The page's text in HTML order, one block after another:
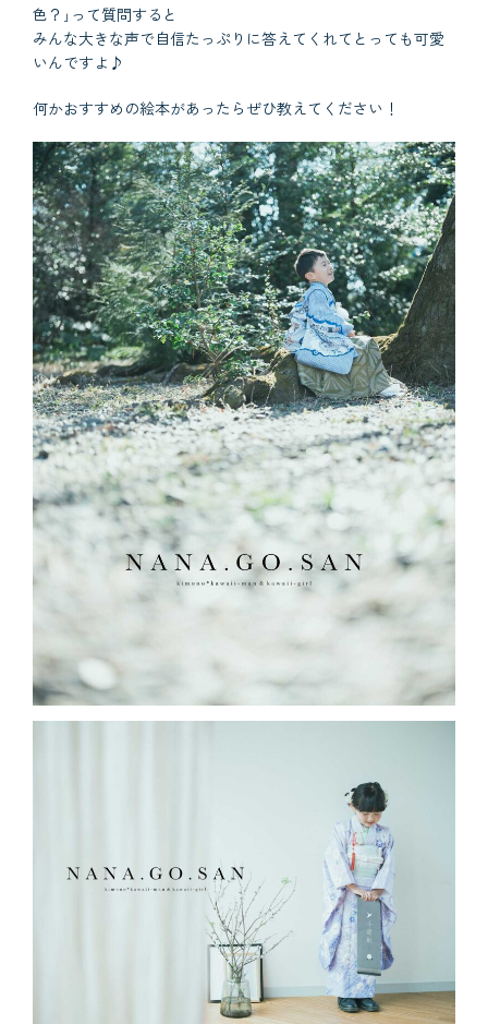
色？｣って質問すると
みんな大きな声で自信たっぷりに答えてくれてとっても可愛
いんですよ♪
何かおすすめの絵本があったらぜひ教えてください！